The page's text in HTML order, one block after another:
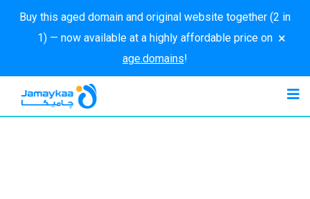
Buy this aged domain and original website together (2 in
1) — now available at a highly affordable price on
age.domains!
×